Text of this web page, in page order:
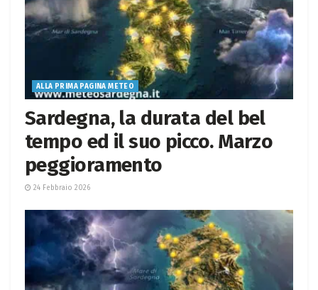
ALLA PRIMA PAGINA METEO
Sardegna, la durata del bel
tempo ed il suo picco. Marzo
peggioramento
24 Febbraio 2026